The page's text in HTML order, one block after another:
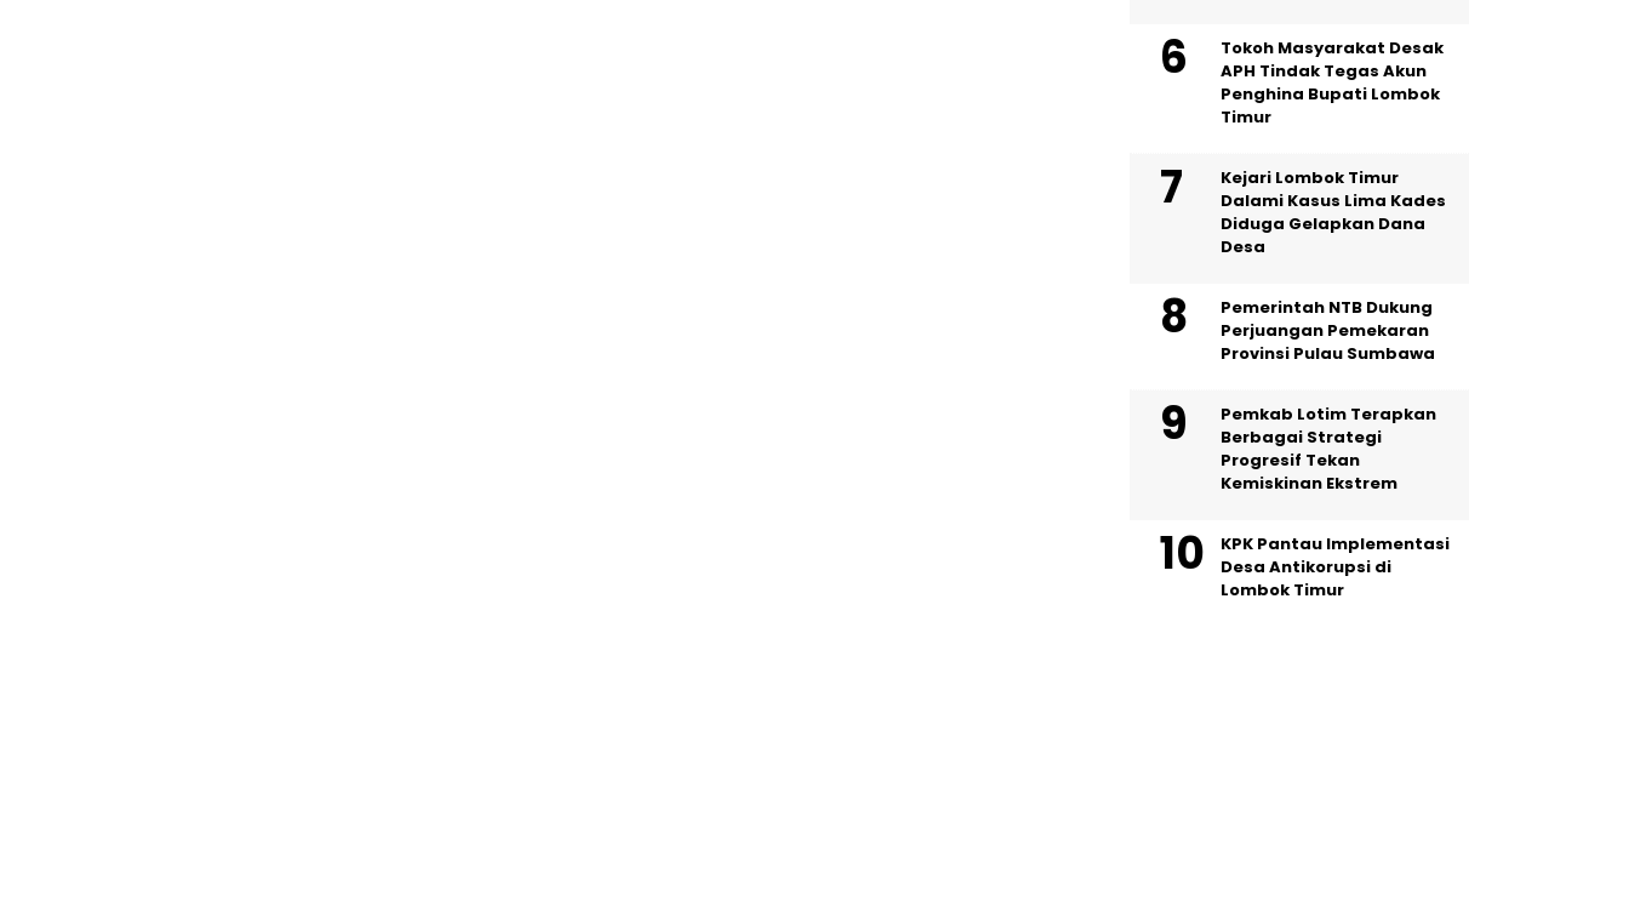
Tokoh Masyarakat Desak
APH Tindak Tegas Akun
Penghina Bupati Lombok
Timur
Kejari Lombok Timur
Dalami Kasus Lima Kades
Diduga Gelapkan Dana
Desa
Pemerintah NTB Dukung
Perjuangan Pemekaran
Provinsi Pulau Sumbawa
Pemkab Lotim Terapkan
Berbagai Strategi
Progresif Tekan
Kemiskinan Ekstrem
KPK Pantau Implementasi
Desa Antikorupsi di
Lombok Timur